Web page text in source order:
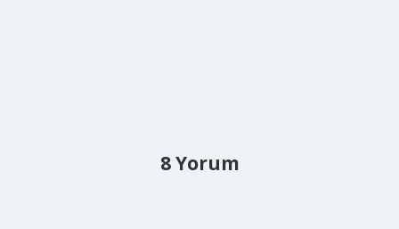
8 Yorum